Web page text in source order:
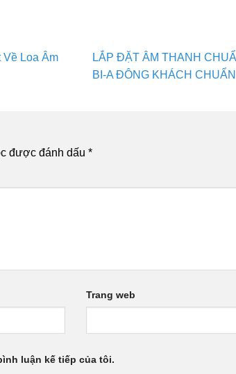
Về Loa Âm
LẮP ĐẶT ÂM THANH
BI-A ĐÔNG KHÁCH CHUẨN
được đánh dấu *
Trang web
luận kế tiếp của tôi.